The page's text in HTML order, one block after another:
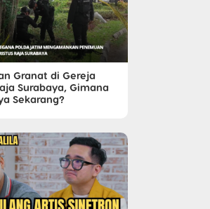
Granat di Gereja
Surabaya, Gimana
Sekarang?